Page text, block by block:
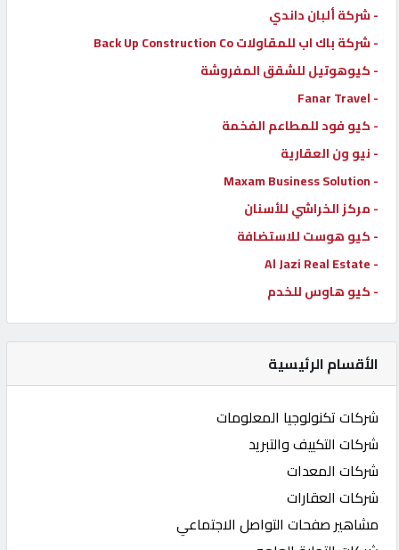
POWERED
QHOST
- شركة ألبان داندي
- شركة باك اب للمقاولات Back Up Construction Co
- كيوهوتيل للشقق المفروشة
- Fanar Travel
- كيو فود للمطاعم الفخمة
- نيو ون العقارية
- Maxam Business Solution
- مركز الخراشي للأسنان
- كيو هوست للاستضافة
- Al Jazi Real Estate
- كيو هاوس للخدم
الأقسام الرئيسية
شركات تكنولوجيا المعلومات
شركات التكييف والتبريد
شركات المعدات
شركات العقارات
مشاهير صفحات التواصل الاجتماعي